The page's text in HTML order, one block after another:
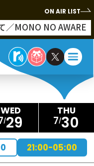
ON AIR LIST
／MONO NO AWARE
29 7 30
21:00-05:00